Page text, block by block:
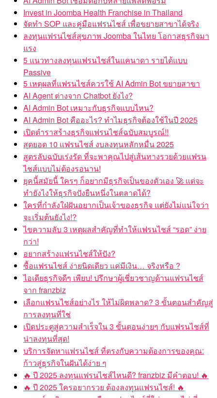
Invest in Joomba Health Franchise in Thailand
จัดทำ SOP และคู่มือแฟรนไชส์ เพื่อขยายสาขาได้จริง
ลงทุนแฟรนไชส์สุขภาพ Joomba ในไทย โอกาสธุรกิจมา
แรง
5 แนวทางลงทุนแฟรนไชส์ในแคนาดา รายได้แบบ
Passive
5 เหตุผลที่แฟรนไชส์ควรใช้ AI Admin Bot ขยายสาขา
AI Agent ต่างจาก Chatbot ยังไง?
AI Admin Bot เหมาะกับธุรกิจแบบไหน?
AI Admin Bot คืออะไร? ทำไมธุรกิจต้องใช้ในปี 2025
เปิดตำราสร้างธุรกิจแฟรนไชส์ฉบับสมบูรณ์!!
สุดยอด 10 แฟรนไชส์ งบลงทุนหลักหมื่น 2025
สูตรลับฉบับเร่งรัด ที่จะพาคุณไปสู่เส้นทางรวยด้วยแฟรน
ไชส์แบบไม่ต้องรอนาน!
ยุคนี้สมัยนี้ ใครๆ ก็อยากมีธุรกิจเป็นของตัวเอง 🚀 แต่จะ
ทำยังไงให้ธุรกิจปังยืนหนึ่งในตลาดได้?
ใครที่กำลังใฝ่ฝันอยากเป็นเจ้าของธุรกิจ แต่ยังไม่แน่ใจว่า
จะเริ่มต้นยังไง!?
ไขความลับ 3 เหตุผลสำคัญที่ทำให้แฟรนไชส์ “รอด” ง่าย
กว่า!
อยากสร้างแฟรนไชส์ให้ปัง?
ซื้อแฟรนไชส์ ง่ายนิดเดียว แค่มีเงิน… จริงหรือ ?
ไอเดียธุรกิจดีๆ เพียบ! ปรึกษาผู้เชี่ยวชาญด้านแฟรนไชส์
จาก franzbiz
เลือกแฟรนไชส์อย่างไร ให้ไม่ผิดพลาด? 3 ขั้นตอนสำคัญสู่
การลงทุนที่ใช่
เปิดประตูสู่ความสำเร็จใน 3 ขั้นตอนง่ายๆ กับแฟรนไชส์ที่
น่าลงทุนที่สุด!
บริการจัดหาแฟรนไชส์ ที่ตรงกับความต้องการของคุณ:
ก้าวสู่ธุรกิจในฝันได้ง่าย ๆ
🔥 ปี 2025 ลงทุนแฟรนไชส์ไหนดี? franzbiz มีคำตอบ! 🔥
🔥 ปี 2025 ใครอยากรวย ต้องลงทุนแฟรนไชส์! 🔥